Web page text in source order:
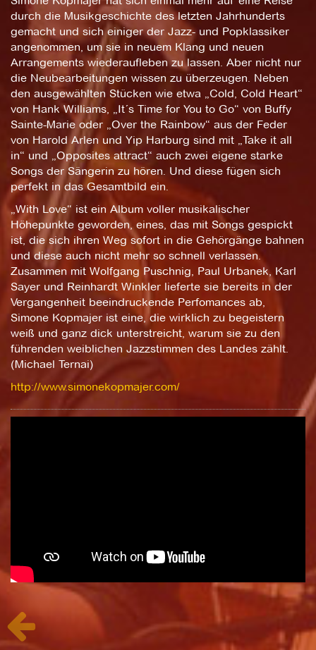
durch die Musikgeschichte des letzten Jahrhunderts
gemacht und sich einiger der Jazz- und Popklassiker
angenommen, um sie in neuem Klang und neuen
Arrangements wiederaufleben zu lassen. Aber nicht nur
die Neubearbeitungen wissen zu überzeugen. Neben
den ausgewählten Stücken wie etwa „Cold, Cold Heart“
von Hank Williams, „It´s Time for You to Go“ von Buffy
Sainte-Marie oder „Over the Rainbow“ aus der Feder
von Harold Arlen und Yip Harburg sind mit „Take it all
in“ und „Opposites attract“ auch zwei eigene starke
Songs der Sängerin zu hören. Und diese fügen sich
perfekt in das Gesamtbild ein.
„With Love“ ist ein Album voller musikalischer
Höhepunkte geworden, eines, das mit Songs gespickt
ist, die sich ihren Weg sofort in die Gehörgänge bahnen
und diese auch nicht mehr so schnell verlassen.
Zusammen mit Wolfgang Puschnig, Paul Urbanek, Karl
Sayer und Reinhardt Winkler lieferte sie bereits in der
Vergangenheit beeindruckende Perfomances ab,
Simone Kopmajer ist eine, die wirklich zu begeistern
weiß und ganz dick unterstreicht, warum sie zu den
führenden weiblichen Jazzstimmen des Landes zählt.
(Michael Ternai)
http://www.simonekopmajer.com/